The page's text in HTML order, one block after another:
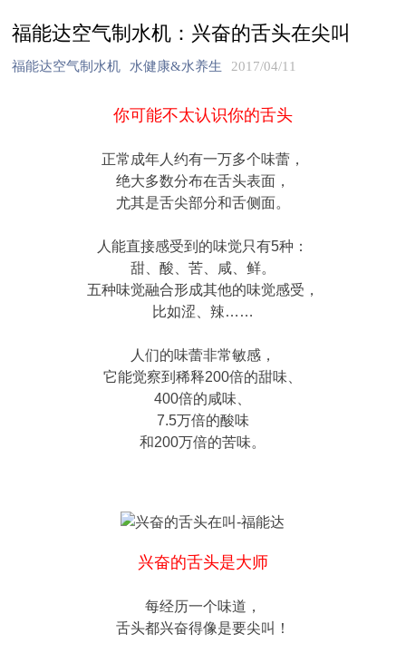
福能达空气制水机：兴奋的舌头在尖叫
福能达空气制水机 水健康&水养生 2017/04/11
你可能不太认识你的舌头
正常成年人约有一万多个味蕾，
绝大多数分布在舌头表面，
尤其是舌尖部分和舌侧面。
人能直接感受到的味觉只有5种：
甜、酸、苦、咸、鲜。
五种味觉融合形成其他的味觉感受，
比如涩、辣……
人们的味蕾非常敏感，
它能觉察到稀释200倍的甜味、
400倍的咸味、
7.5万倍的酸味
和200万倍的苦味。
兴奋的舌头是大师
每经历一个味道，
舌头都兴奋得像是要尖叫！